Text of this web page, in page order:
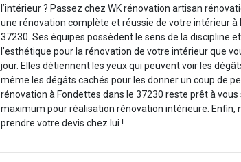
l’intérieur ? Passez chez WK rénovation artisan
une rénovation complète et réussie de votre intérieur à
37230. Ses équipes possèdent le sens de la discipline
l’esthétique pour la rénovation de votre intérieur que
jour. Elles détiennent les yeux qui peuvent voir les
même les dégâts cachés pour les donner un coup de
rénovation à Fondettes dans le 37230 reste prêt à
maximum pour réalisation rénovation intérieure. Enfin,
prendre votre devis chez lui !